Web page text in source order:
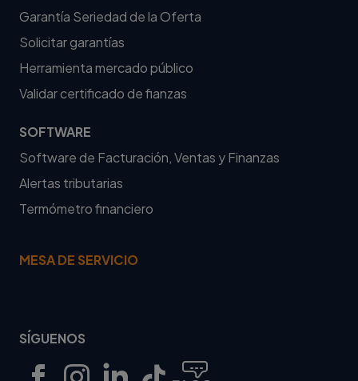
Garantía Seriedad de la Oferta
Solicitar garantías
Herramienta mercado público
Validar certificado de fianzas
SOFTWARE
Software de Facturación, Ventas y Finanzas
Alertas tributarias
Termómetro financiero
MESA DE SERVICIO
SÍGUENOS